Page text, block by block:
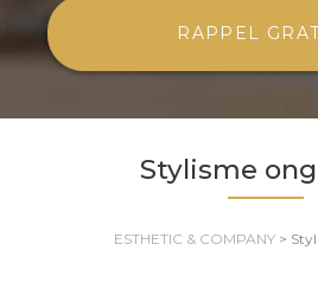
RAPPEL
Stylisme
ESTHETIC & COMPANY >